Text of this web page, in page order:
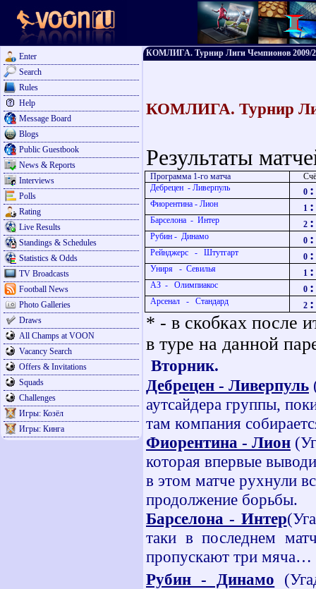
Enter
Search
Rules
Help
Message Board
Blogs
Public Guestbook
News & Reports
Interviews
Polls
Rating
Live Results
Standings & Schedules
Statistics & Odds
TV Broadcasts
Football News
Photo Galleries
Draws
All Champs at VOON
Vacancy Search
Offers & Invitations
Squads
Challenges
Игры: Козёл
Игры: Кинга
КОМЛИГА. Турнир Лиги Чемпионов 2009/
КОМЛИГА. Турнир
Результаты
Программа 1-го матча
Дебрецен - Ливерпуль
0 :
Фиорентина - Лион
1 :
Барселона - Интер
2 :
Рубин - Динамо
0 :
Рейнджерс - Штутгарт
0 :
Униря - Севилья
1 :
АЗ - Олимпиакос
0 :
Арсенал - Стандард
2 :
* - в скобках после
в туре на данной
Вторник.
Дебрецен - Ливерпуль
аутсайдера группы,
там компания
Фиорентина - Лион
которая впервые
в этом матче рухнули
продолжение борьбы.
Барселона - Интер(
таки в последнем
пропускают три мяча…
Рубин - Динамо